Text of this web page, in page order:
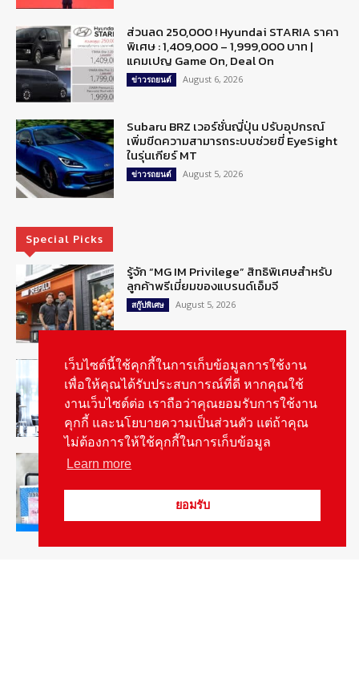
ส่วนลด 250,000 ! Hyundai STARIA ราคา
พิเศษ : 1,409,000 – 1,999,000 บาท |
แคมเปญ Game On, Deal On
ข่าวรถยนต์ August 6, 2026
Subaru BRZ เวอร์ชั่นญี่ปุ่น ปรับอุปกรณ์
เพิ่มขีดความสามารถระบบช่วยขี่ EyeSight
ในรุ่นเกียร์ MT
ข่าวรถยนต์ August 5, 2026
Special Picks
รู้จัก “MG IM Privilege” สิทธิพิเศษสำหรับ
ลูกค้าพรีเมี่ยมของแบรนด์เอ็มจี
สกู๊ปพิเศษ August 5, 2026
สัมภาษณ์ประธานไทยฮอนด้าคนใหม่กับ
ภารกิจปั้นตลาดมอเตอร์ไซค์ไฟฟ้า
รายงานพิเศษ August 4, 2026
ดีเดย์! เชื่อมโยงฐานข้อมูล “ใบสั่งจราจร”
ใครไม่จ่ายชะลอส่งมอบป้ายภาษี
สกู๊ปพิเศษ August 1, 2026
เว็บไซต์นี้ใช้คุกกี้ในการเก็บข้อมูลการใช้งาน
เพื่อให้คุณได้รับประสบการณ์ที่ดี หากคุณใช้
งานเว็บไซต์ต่อ เราถือว่าคุณยอมรับการใช้งาน
คุกกี้ และนโยบายความเป็นส่วนตัว แต่ถ้าคุณ
ไม่ต้องการให้ใช้คุกกี้ในการเก็บข้อมูล
Learn more
ยอมรับ